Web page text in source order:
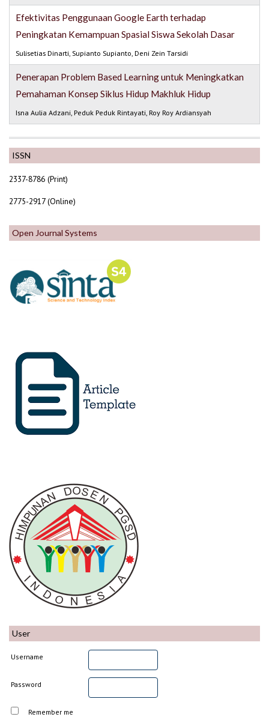
ISSN
2337-8786 (Print)
2775-2917 (Online)
Open Journal Systems
User
Username
Password
Remember me
Efektivitas Penggunaan Google Earth terhadap
Peningkatan Kemampuan Spasial Siswa Sekolah Dasar
Sulisetias Dinarti, Supianto Supianto, Deni Zein Tarsidi
Penerapan Problem Based Learning untuk Meningkatkan
Pemahaman Konsep Siklus Hidup Makhluk Hidup
Isna Aulia Adzani, Peduk Peduk Rintayati, Roy Roy Ardiansyah